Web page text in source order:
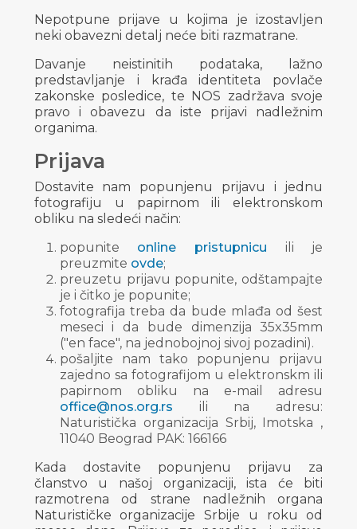
Nepotpune prijave u kojima je izostavljen
neki obavezni detalj neće biti razmatrane.
Davanje neistinitih podataka, lažno
predstavljanje i krađa identiteta povlače
zakonske posledice, te NOS zadržava svoje
pravo i obavezu da iste prijavi nadležnim
organima.
Prijava
Dostavite nam popunjenu prijavu i jednu
fotografiju u papirnom ili elektronskom
obliku na sledeći način:
popunite online pristupnicu ili je
preuzmite ovde;
preuzetu prijavu popunite, odštampajte
je i čitko je popunite;
fotografija treba da bude mlađa od šest
meseci i da bude dimenzija 35x35mm
("en face", na jednobojnoj sivoj pozadini).
pošaljite nam tako popunjenu prijavu
zajedno sa fotografijom u elektronskm ili
papirnom obliku na e-mail adresu
office@nos.org.rs ili na adresu:
Naturistička organizacija Srbij, Imotska ,
11040 Beograd PAK: 166166
Kada dostavite popunjenu prijavu za
članstvo u našoj organizaciji, ista će biti
razmotrena od strane nadležnih organa
Naturističke organizacije Srbije u roku od